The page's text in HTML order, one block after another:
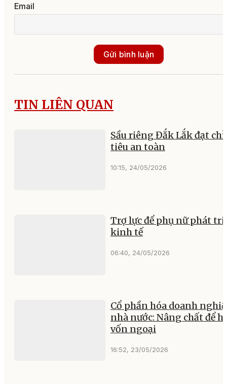
Email
Gửi bình luận
TIN LIÊN QUAN
Sầu riêng Đắk Lắk đạt chỉ
tiêu an toàn
10:15, 24/05/2026
Trợ lực để phụ nữ phát
kinh tế
06:40, 24/05/2026
Cổ phần hóa doanh
nhà nước: Nâng chất để
vốn ngoại
16:52, 23/05/2026